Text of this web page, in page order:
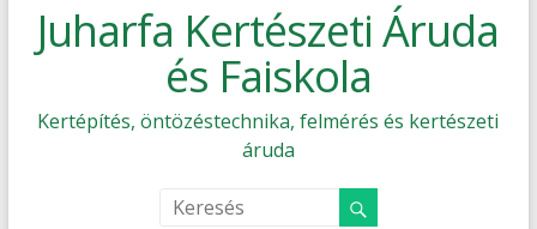
Juharfa Kertészeti Áruda
és Faiskola
Kertépítés, öntözéstechnika, felmérés és kertészeti
áruda